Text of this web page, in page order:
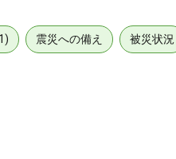
震災への備え 被災状況